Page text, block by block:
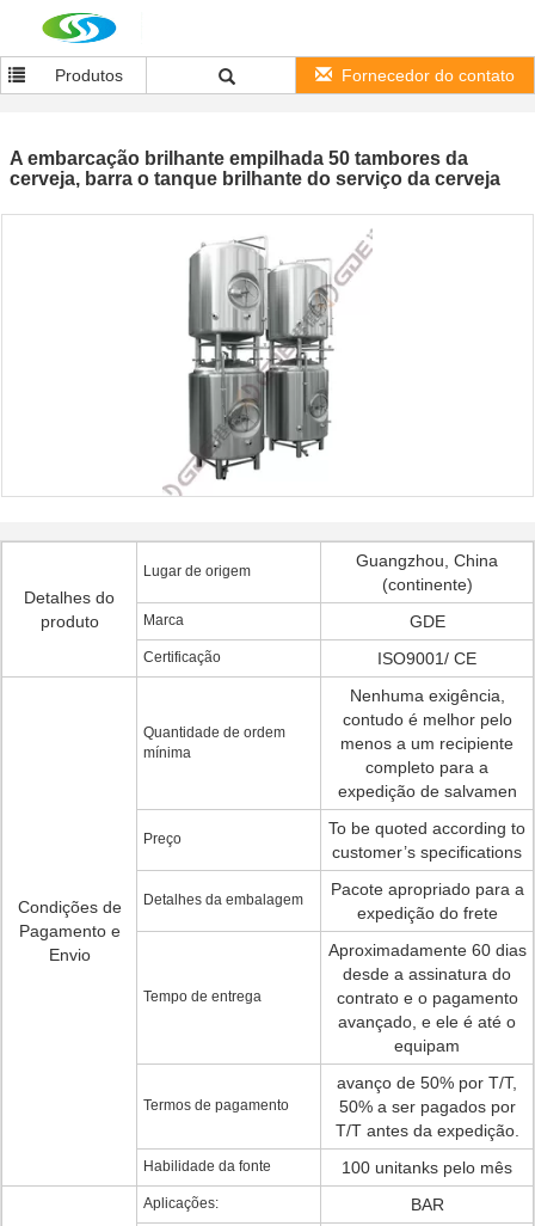
Produtos Fornecedor do contato
A embarcação brilhante empilhada 50 tambores da
cerveja, barra o tanque brilhante do serviço da cerveja
Detalhes do
produto
Lugar de origem
Guangzhou, China
(continente)
Marca GDE
Certificação ISO9001/ CE
Condições de
Pagamento e
Envio
Quantidade de ordem
mínima
Nenhuma exigência,
contudo é melhor pelo
menos a um recipiente
completo para a
expedição de salvamen
Preço
To be quoted according to
customer’s specifications
Detalhes da embalagem
Pacote apropriado para a
expedição do frete
Tempo de entrega
Aproximadamente 60 dias
desde a assinatura do
contrato e o pagamento
avançado, e ele é até o
equipam
Termos de pagamento
avanço de 50% por T/T,
50% a ser pagados por
T/T antes da expedição.
Habilidade da fonte 100 unitanks pelo mês
Aplicações: BAR